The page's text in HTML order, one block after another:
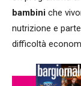
bambini che
nutrizione e
difficoltà